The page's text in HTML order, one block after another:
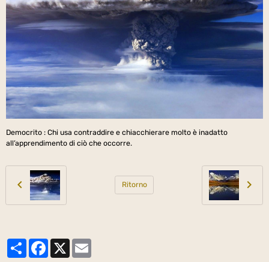
Democrito : Chi usa contraddire e chiacchierare molto è inadatto
all’apprendimento di ciò che occorre.
Ritorno
PartagerFacebook
X